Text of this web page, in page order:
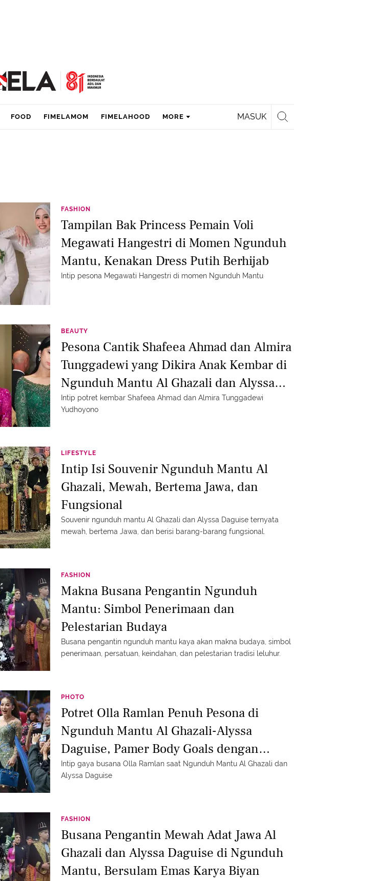
MASUK
FOOD FIMELAMOM FIMELAHOOD MORE
FASHION
Tampilan Bak Princess Pemain Voli
Megawati Hangestri di Momen Ngunduh
Mantu, Kenakan Dress Putih Berhijab
Intip pesona Megawati Hangestri di momen Ngunduh Mantu
BEAUTY
Pesona Cantik Shafeea Ahmad dan Almira
Tunggadewi yang Dikira Anak Kembar di
Ngunduh Mantu Al Ghazali dan Alyssa
Daguise
Intip potret kembar Shafeea Ahmad dan Almira Tunggadewi
Yudhoyono
LIFESTYLE
Intip Isi Souvenir Ngunduh Mantu Al
Ghazali, Mewah, Bertema Jawa, dan
Fungsional
Souvenir ngunduh mantu Al Ghazali dan Alyssa Daguise ternyata
mewah, bertema Jawa, dan berisi barang-barang fungsional.
FASHION
Makna Busana Pengantin Ngunduh
Mantu: Simbol Penerimaan dan
Pelestarian Budaya
Busana pengantin ngunduh mantu kaya akan makna budaya, simbol
penerimaan, persatuan, keindahan, dan pelestarian tradisi leluhur.
PHOTO
Potret Olla Ramlan Penuh Pesona di
Ngunduh Mantu Al Ghazali-Alyssa
Daguise, Pamer Body Goals dengan
Kebaya dan Tas Hermes
Intip gaya busana Olla Ramlan saat Ngunduh Mantu Al Ghazali dan
Alyssa Daguise
FASHION
Busana Pengantin Mewah Adat Jawa Al
Ghazali dan Alyssa Daguise di Ngunduh
Mantu, Bersulam Emas Karya Biyan